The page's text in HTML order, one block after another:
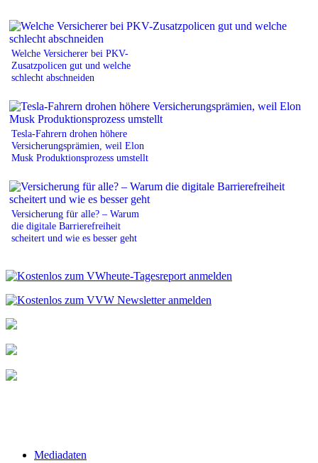
Welche Versicherer bei PKV-
Zusatzpolicen gut und welche
schlecht abschneiden
Tesla-Fahrern drohen höhere
Versicherungsprämien, weil Elon
Musk Produktionsprozess umstellt
Versicherung für alle? – Warum
die digitale Barrierefreiheit
scheitert und wie es besser geht
Mediadaten